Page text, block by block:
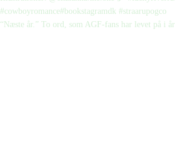
“Næste år.” To ord, som AGF-fans har levet på i år